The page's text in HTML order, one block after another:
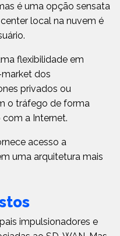
é uma opção sensata
local na nuvem é
flexibilidade em
dos
privados ou
o tráfego de forma
a Internet.
acesso a
uma arquitetura mais
impulsionadores e